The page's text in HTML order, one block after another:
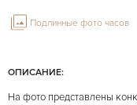
ОПИСАНИЕ:
На фото представлены
Подлинные фото часов